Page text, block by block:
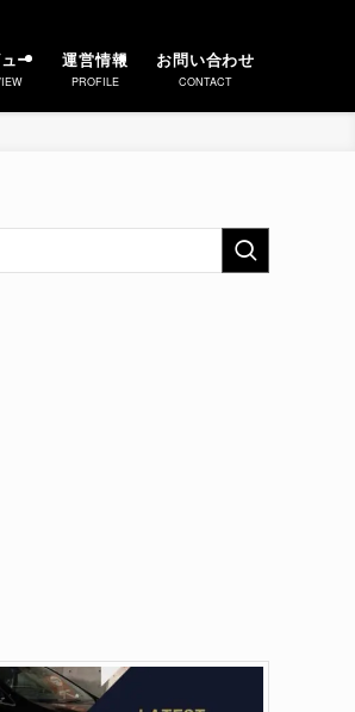
ー 運営情報
PROFILE
お問い合わせ
CONTACT